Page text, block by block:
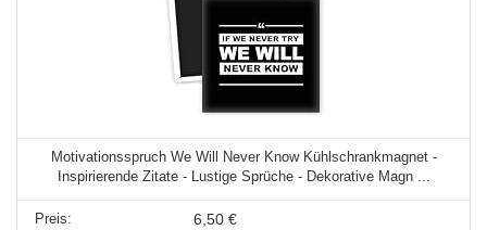
Motivationsspruch We Will Never Know Kühlschrankmagnet -
Inspirierende Zitate - Lustige Sprüche - Dekorative Magn ...
6,50 €